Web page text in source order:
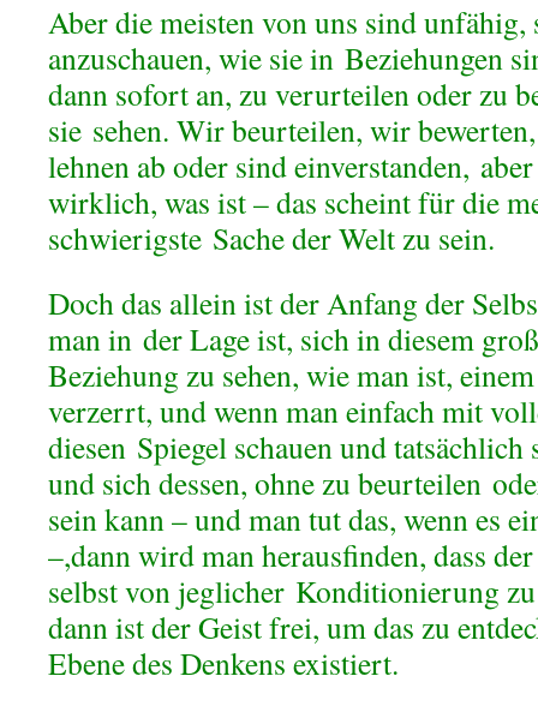
Aber die meisten von uns sind unfähig,
anzuschauen, wie sie in Beziehungen
dann sofort an, zu verurteilen oder zu
sie sehen. Wir beurteilen, wir
lehnen ab oder sind einverstanden,
wirklich, was ist – das scheint für die
schwierigste Sache der Welt zu sein.
Doch das allein ist der Anfang der
man in der Lage ist, sich in diesem
Beziehung zu sehen, wie man ist,
verzerrt, und wenn man einfach mit
diesen Spiegel schauen und tatsächlich
und sich dessen, ohne zu beurteilen
sein kann – und man tut das, wenn es
–,dann wird man herausfinden, dass
selbst von jeglicher Konditionierung
dann ist der Geist frei, um das zu
Ebene des Denkens existiert.